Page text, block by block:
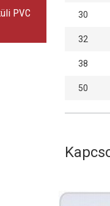
PVC
30
32
38
50